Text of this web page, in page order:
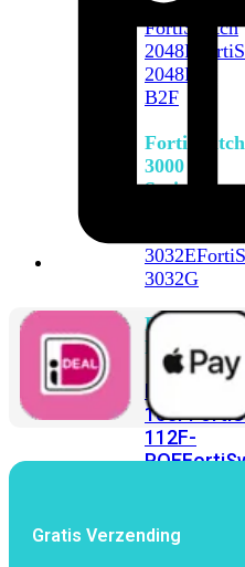
FortiSwitch
2048F
2048F-
B2F
FortiSwitch
3000
Series
3032E
3032G
FortiSwitch
Ruggedized
108F
112F-
POE
424F-
Gratis Verzending